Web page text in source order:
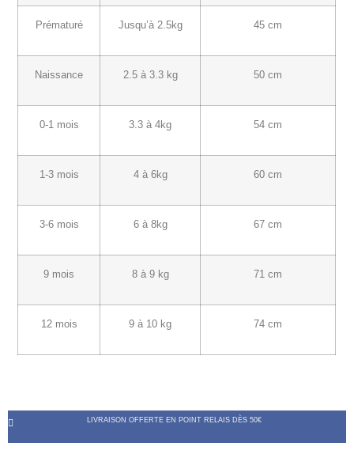
Prématuré Jusqu’à 2.5kg 45 cm
Naissance 2.5 à 3.3 kg 50 cm
0-1 mois 3.3 à 4kg 54 cm
1-3 mois 4 à 6kg 60 cm
3-6 mois 6 à 8kg 67 cm
9 mois 8 à 9 kg 71 cm
12 mois 9 à 10 kg 74 cm
LIVRAISON OFFERTE EN POINT RELAIS DÈS 50€